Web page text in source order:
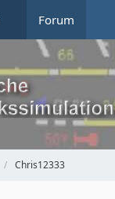
Forum
Chris12333